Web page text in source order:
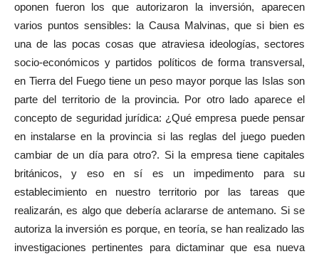
oponen fueron los que autorizaron la inversión, aparecen
varios puntos sensibles: la Causa Malvinas, que si bien es
una de las pocas cosas que atraviesa ideologías, sectores
socio-económicos y partidos políticos de forma transversal,
en Tierra del Fuego tiene un peso mayor porque las Islas son
parte del territorio de la provincia. Por otro lado aparece el
concepto de seguridad jurídica: ¿Qué empresa puede pensar
en instalarse en la provincia si las reglas del juego pueden
cambiar de un día para otro?. Si la empresa tiene capitales
británicos, y eso en sí es un impedimento para su
establecimiento en nuestro territorio por las tareas que
realizarán, es algo que debería aclararse de antemano. Si se
autoriza la inversión es porque, en teoría, se han realizado las
investigaciones pertinentes para dictaminar que esa nueva